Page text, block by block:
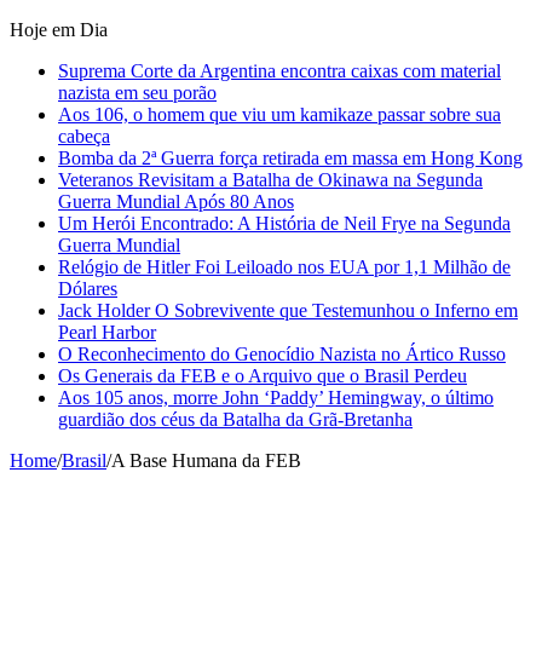
Hoje em Dia
Suprema Corte da Argentina encontra caixas com material
nazista em seu porão
Aos 106, o homem que viu um kamikaze passar sobre sua
cabeça
Bomba da 2ª Guerra força retirada em massa em Hong Kong
Veteranos Revisitam a Batalha de Okinawa na Segunda
Guerra Mundial Após 80 Anos
Um Herói Encontrado: A História de Neil Frye na Segunda
Guerra Mundial
Relógio de Hitler Foi Leiloado nos EUA por 1,1 Milhão de
Dólares
Jack Holder O Sobrevivente que Testemunhou o Inferno em
Pearl Harbor
O Reconhecimento do Genocídio Nazista no Ártico Russo
Os Generais da FEB e o Arquivo que o Brasil Perdeu
Aos 105 anos, morre John ‘Paddy’ Hemingway, o último
guardião dos céus da Batalha da Grã-Bretanha
Home/Brasil/A Base Humana da FEB